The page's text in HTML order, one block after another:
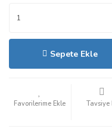
Sepete Ekle
Tavsiye